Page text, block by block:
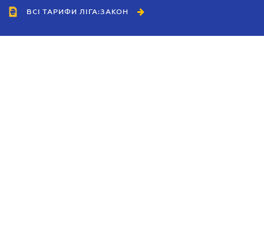
ВСІ ТАРИФИ ЛІГА:ЗАКОН